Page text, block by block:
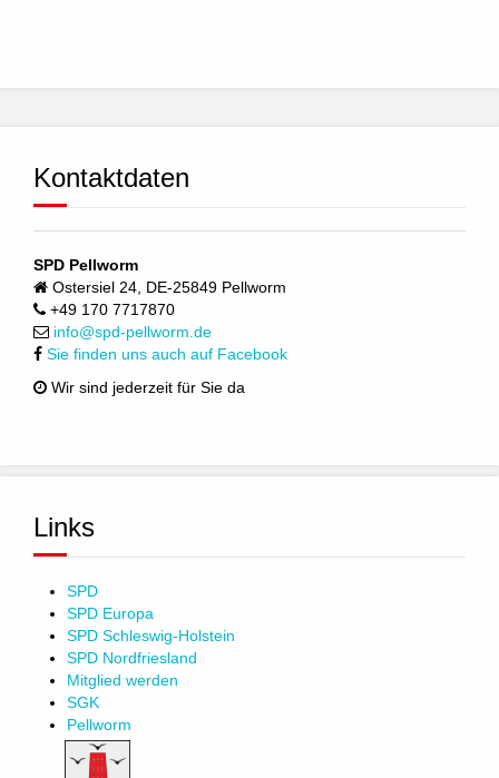
Kontaktdaten
SPD Pellworm
Ostersiel 24, DE-25849 Pellworm
+49 170 7717870
info@spd-pellworm.de
Sie finden uns auch auf Facebook
Wir sind jederzeit für Sie da
Links
SPD
SPD Europa
SPD Schleswig-Holstein
SPD Nordfriesland
Mitglied werden
SGK
Pellworm